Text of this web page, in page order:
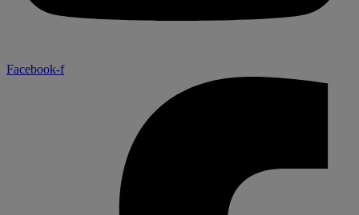
Facebook-f